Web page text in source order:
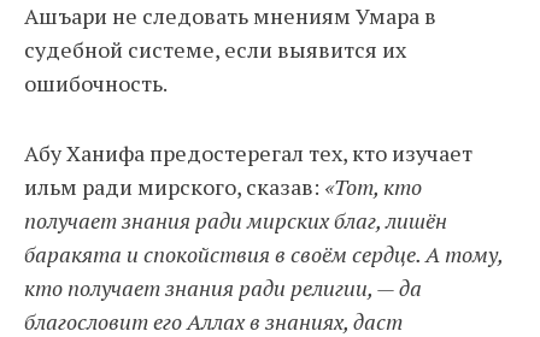
Ашъари не следовать мнениям Умара в
судебной системе, если выявится их
ошибочность.
Абу Ханифа предостерегал тех, кто изучает
ильм ради мирского, сказав: «Тот, кто
получает знания ради мирских благ, лишён
баракята и спокойствия в своём сердце. А тому,
кто получает знания ради религии, — да
благословит его Аллах в знаниях, даст